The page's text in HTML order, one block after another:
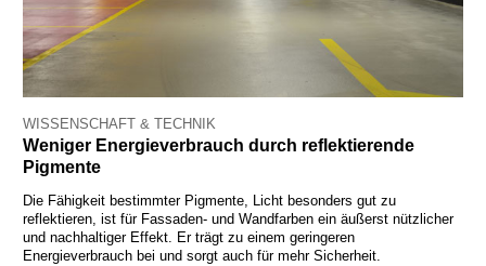
WISSENSCHAFT & TECHNIK
Weniger Energieverbrauch durch reflektierende
Pigmente
Die Fähigkeit bestimmter Pigmente, Licht besonders gut zu
reflektieren, ist für Fassaden- und Wandfarben ein äußerst nützlicher
und nachhaltiger Effekt. Er trägt zu einem geringeren
Energieverbrauch bei und sorgt auch für mehr Sicherheit.